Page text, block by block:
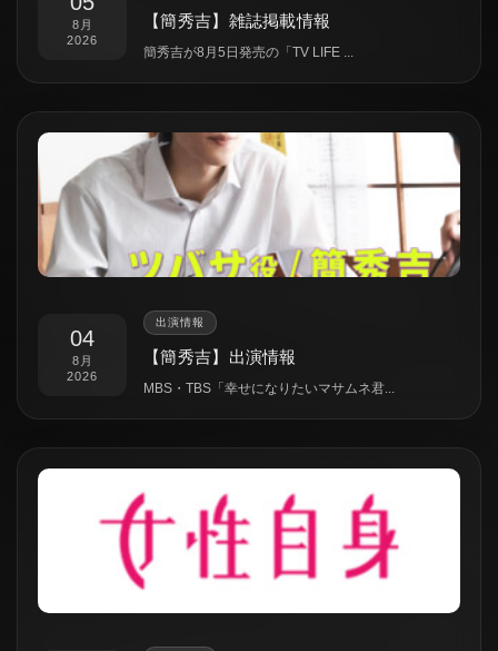
8月
2026
【簡秀吉】雑誌掲載情報
簡秀吉が8月5日発売の「TV LIFE ...
04
8月
2026
出演情報
【簡秀吉】出演情報
MBS・TBS「幸せになりたいマサムネ君...